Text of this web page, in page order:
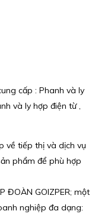
cấp : Phanh và ly
và ly hợp điện từ ,
về tiếp thị và dịch vụ
phẩm để phù hợp
ĐOÀN GOIZPER; một
nghiệp đa dạng: